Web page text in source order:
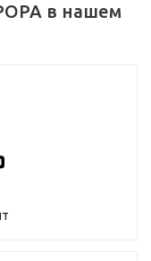
в нашем